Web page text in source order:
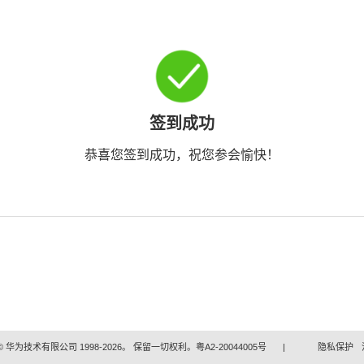
签到成功
恭喜您签到成功，祝您参会愉快！
华为技术有限公司 1998-2026。 保留一切权利。粤A2-20044005号 | 隐私保护